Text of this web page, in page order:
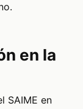
en la
SAIME en